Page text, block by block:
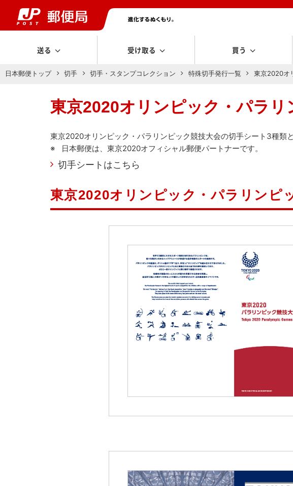
送る 受け取る 買う
日本郵便トップ 切手 切手・スタンプコレクション 特殊切手発行一覧 東京2020オ
東京2020オリンピック・パラ
東京2020オリンピック・パラリンピック競技大会の切手シート3種類
日本郵便は、東京2020オフィシャル郵便パートナーです。
切手シートはこちら
東京2020オリンピック・パラリンピ